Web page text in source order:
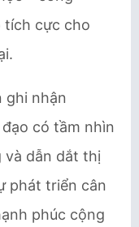
tích cực cho
ghi nhận
có tầm nhìn
và dẫn dắt thị
phát triển cân
phúc cộng